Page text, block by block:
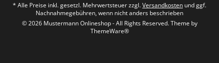
* Alle Preise inkl. gesetzl. Mehrwertsteuer zzgl.Versandkosten und ggf.
Nachnahmegebühren, wenn nicht anders beschrieben
© 2026 Mustermann Onlineshop - All Rights Reserved. Theme by
ThemeWare®